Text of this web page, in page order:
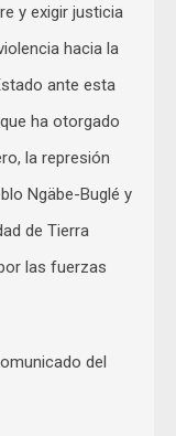
y exigir justicia
hacia la
ante esta
ha otorgado
la represión
Ngäbe-Buglé y
de Tierra
las fuerzas
del